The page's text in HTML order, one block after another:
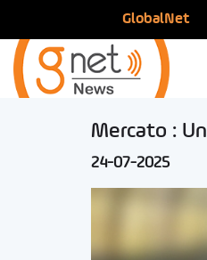
GlobalNet
Mercato :
24-07-2025